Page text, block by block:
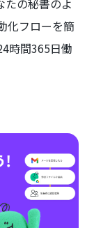
化フローを簡
時間365日働